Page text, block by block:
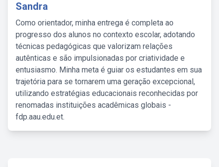
Sandra
Como orientador, minha entrega é completa ao
progresso dos alunos no contexto escolar, adotando
técnicas pedagógicas que valorizam relações
autênticas e são impulsionadas por criatividade e
entusiasmo. Minha meta é guiar os estudantes em sua
trajetória para se tornarem uma geração excepcional,
utilizando estratégias educacionais reconhecidas por
renomadas instituições acadêmicas globais -
fdp.aau.edu.et.